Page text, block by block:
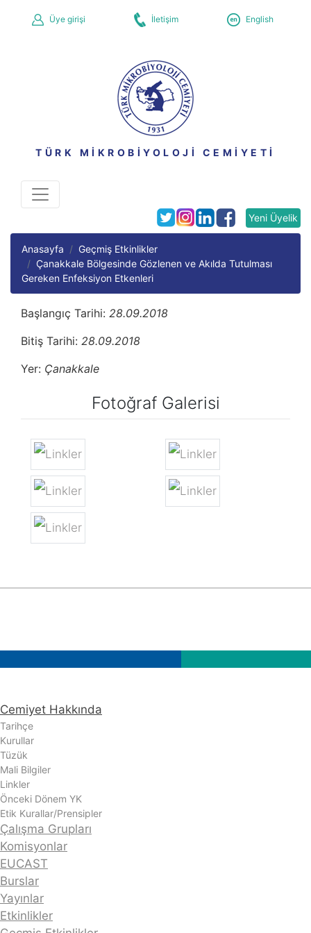
Üye girişi İletişim English
TÜRK MİKROBİYOLOJİ CEMİYETİ
Yeni Üyelik
Anasayfa
Geçmiş Etkinlikler
Çanakkale Bölgesinde Gözlenen ve Akılda Tutulması
Gereken Enfeksiyon Etkenleri
Başlangıç Tarihi: 28.09.2018
Bitiş Tarihi: 28.09.2018
Yer: Çanakkale
Fotoğraf Galerisi
Cemiyet Hakkında
Tarihçe
Kurullar
Tüzük
Mali Bilgiler
Linkler
Önceki Dönem YK
Etik Kurallar/Prensipler
Çalışma Grupları
Komisyonlar
EUCAST
Burslar
Yayınlar
Etkinlikler